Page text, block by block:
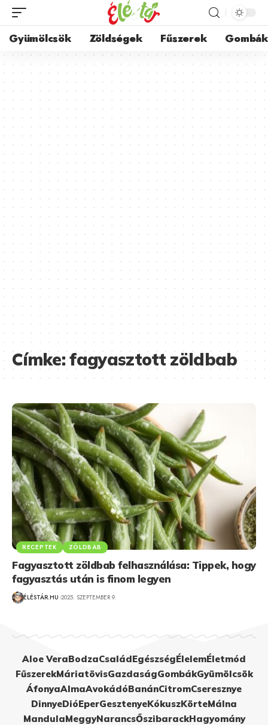
Gyümölcsök Zöldségek Fűszerek Gombák
Címke:fagyasztott zöldbab
RECEPTEK ZÖLDBAB
Fagyasztott zöldbab felhasználása: Tippek, hogy
fagyasztás után is finom legyen
ÉLÉSTÁR.HU 2025. SZEPTEMBER 9.
Aloe VeraBodzaCsaládEgészségÉlelemÉletmód
FűszerekMáriatövisGazdaságGombákGyümölcsök
ÁfonyaAlmaAvokádóBanánCitromCseresznye
DinnyeDióEperGesztenyeKókuszKörteMálna
MandulaMeggyNarancsŐszibarackHagyomány